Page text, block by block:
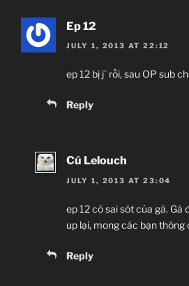
Ep 12
JULY 1, 2013 AT 22:12
ep 12 bị j` rồi, sau OP sub
Reply
Cú Lelouch
JULY 1, 2013 AT 23:04
ep 12 có sai sót của gà. Gà
up lại, mong các bạn thông
Reply